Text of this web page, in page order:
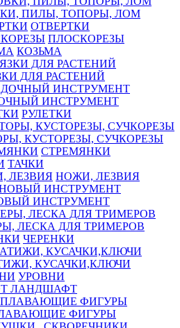
ПИЛЫ, ТОПОРЫ, ЛОМ
ОТВЕРТКИ
ПЛОСКОРЕЗЫ
КОЗЬМА
ДЛЯ РАСТЕНИЙ
ИНСТРУМЕНТ
РУЛЕТКИ
КУСТОРЕЗЫ, СУЧКОРЕЗЫ
СТРЕМЯНКИ
ТАЧКИ
НОЖИ, ЛЕЗВИЯ
ИНСТРУМЕНТ
ЛЕСКА ДЛЯ ТРИМЕРОВ
ЧЕРЕНКИ
КУСАЧКИ,КЛЮЧИ
УРОВНИ
ЛАНДШАФТ
ФИГУРЫ